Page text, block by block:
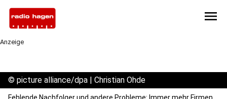
menu
Anzeige
© picture alliance/dpa | Christian Ohde